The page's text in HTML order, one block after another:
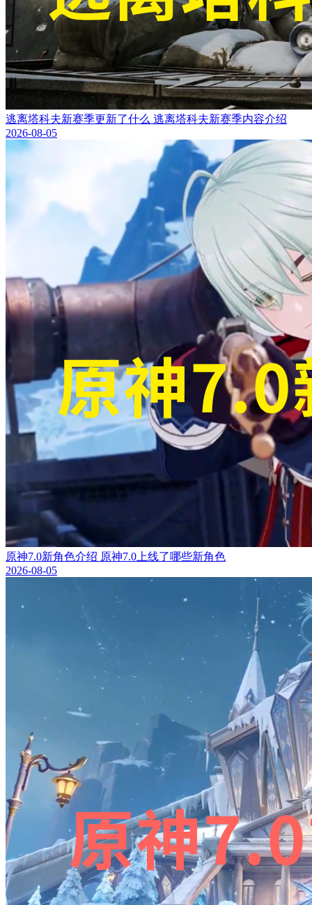
逃离塔科夫新赛季更新了什么 逃离塔科夫新赛季内容介绍
2026-08-05
原神7.0新角色介绍 原神7.0上线了哪些新角色
2026-08-05